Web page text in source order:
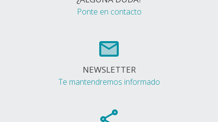
Ponte en contacto
NEWSLETTER
Te mantendremos informado